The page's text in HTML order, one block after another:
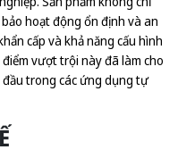
hoạt động ổn định và an
cấp và khả năng cấu hình
vượt trội này đã làm cho
trong các ứng dụng tự